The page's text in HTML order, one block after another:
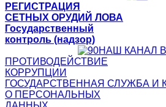
РЕГИСТРАЦИЯ
СЕТНЫХ ОРУДИЙ ЛОВА
Государственный
контроль (надзор)
НАШ КАНАЛ
ПРОТИВОДЕЙСТВИЕ
КОРРУПЦИИ
ГОСУДАРСТВЕННАЯ СЛУЖБА И
О ПЕРСОНАЛЬНЫХ